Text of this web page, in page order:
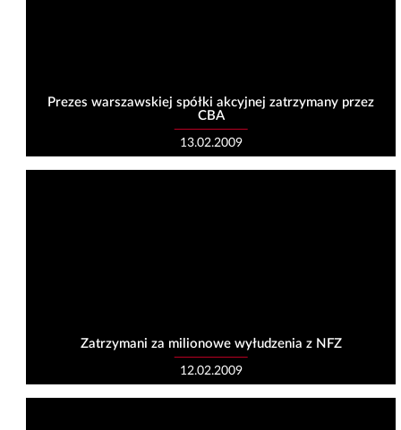
Prezes warszawskiej spółki akcyjnej zatrzymany przez
CBA
13.02.2009
Zatrzymani za milionowe wyłudzenia z NFZ
12.02.2009